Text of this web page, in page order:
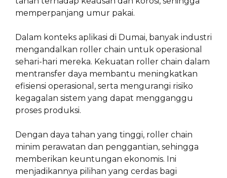
memperpanjang umur pakai.
Dalam konteks aplikasi di Dumai, banyak industri
mengandalkan roller chain untuk operasional
sehari-hari mereka. Kekuatan roller chain dalam
mentransfer daya membantu meningkatkan
efisiensi operasional, serta mengurangi risiko
kegagalan sistem yang dapat mengganggu
proses produksi.
Dengan daya tahan yang tinggi, roller chain
minim perawatan dan penggantian, sehingga
memberikan keuntungan ekonomis. Ini
menjadikannya pilihan yang cerdas bagi